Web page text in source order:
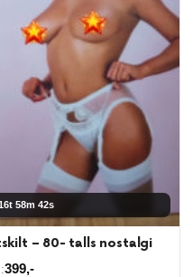
58m 41s
– 80- talls nostalgi
399,-